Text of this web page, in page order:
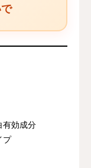
有効成分
プ